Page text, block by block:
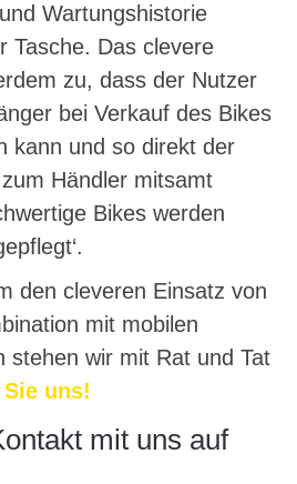
Wartungshistorie
Tasche. Das clevere
zu, dass der Nutzer
bei Verkauf des Bikes
kann und so direkt der
Händler mitsamt
Bikes werden
den cleveren Einsatz von
mit mobilen
stehen wir mit Rat und Tat
uns!
mit uns auf